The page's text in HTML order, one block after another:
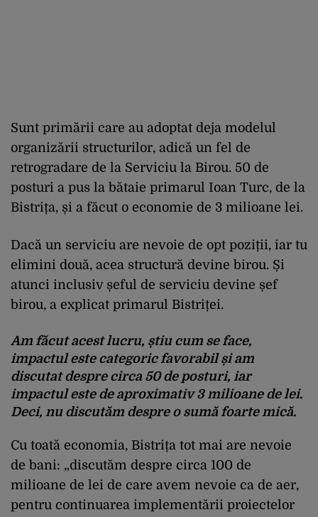
Sunt primării care au adoptat deja modelul
organizării structurilor, adică un fel de
retrogradare de la Serviciu la Birou. 50 de
posturi a pus la bătaie primarul Ioan Turc, de la
Bistrița, și a făcut o economie de 3 milioane lei.
Dacă un serviciu are nevoie de opt poziții, iar tu
elimini două, acea structură devine birou. Și
atunci inclusiv șeful de serviciu devine șef
birou, a explicat primarul Bistriței.
Am făcut acest lucru, știu cum se face,
impactul este categoric favorabil și am
discutat despre circa 50 de posturi, iar
impactul este de aproximativ 3 milioane de lei.
Deci, nu discutăm despre o sumă foarte mică.
Cu toată economia, Bistrița tot mai are nevoie
de bani: „discutăm despre circa 100 de
milioane de lei de care avem nevoie ca de aer,
pentru continuarea implementării proiectelor